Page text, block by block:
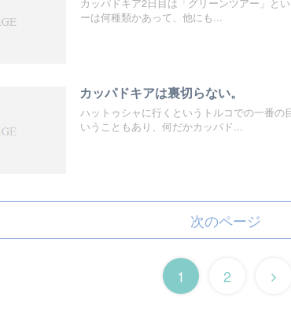
カッパドキア2日目は「グリーンツアー」と
ーは何種類かあって、他にも...
カッパドキアは裏切らない。
ハットゥシャに行くというトルコでの一番の
いうこともあり、何だかカッパド...
次のページ
1 2